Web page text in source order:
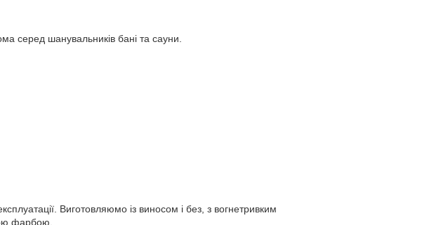
серед шанувальників бані та сауни.
Виготовляюмо із виносом і без, з вогнетривким
фарбою.